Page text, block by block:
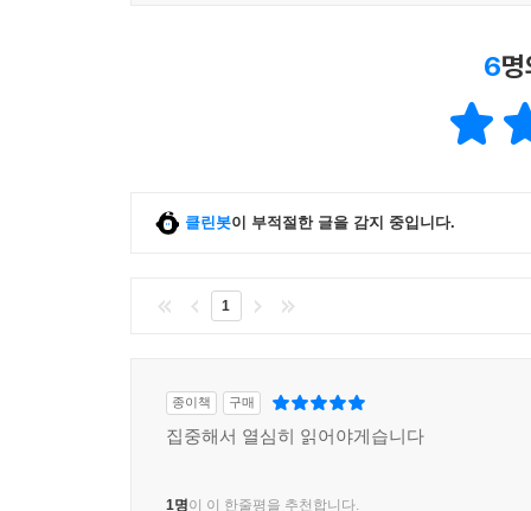
여러 빈곤의 정의와 측정법, ‘빈곤선’을 설정하
지적한다. ‘연대를 연민으로 대체하’기 쉽고,
‘선별주의’보다는 모든 시민에게 동등한 관심과
6
클린봇이 부적절한 글을 감지 중입니다.
1
종이책 구매
집중해서 열심히 읽어야게습니다
1명이 이 한줄평을 추천합니다.